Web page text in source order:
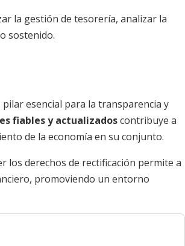
la gestión de tesorería, analizar la
sostenido.
esencial para la transparencia y
fiables y actualizadoscontribuye a
de la economía en su conjunto.
los derechos de rectificación permite a
promoviendo un entorno